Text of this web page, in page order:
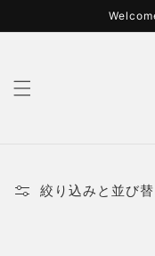
進む
絞り込みと並び替